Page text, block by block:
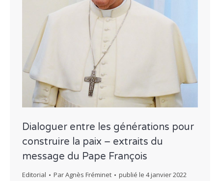
Dialoguer entre les générations pour
construire la paix – extraits du
message du Pape François
Editorial ParAgnès Fréminet publié le 4 janvier 2022